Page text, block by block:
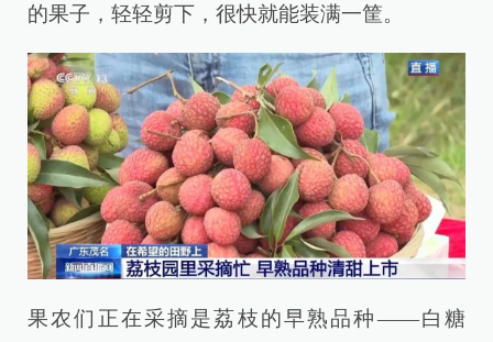
的果子，轻轻剪下，很快就能装满一筐。
果农们正在采摘是荔枝的早熟品种——白糖